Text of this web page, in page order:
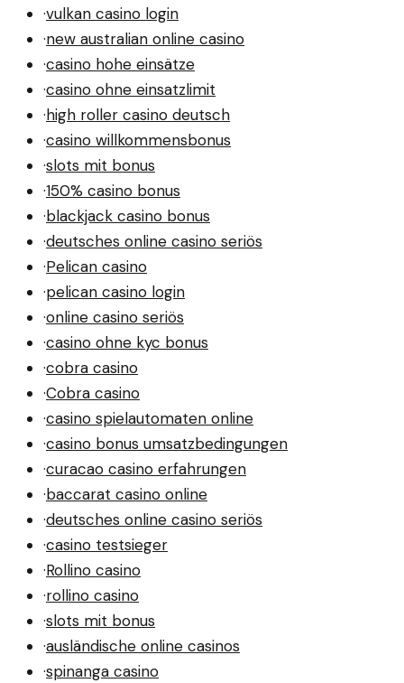
·vulkan casino login
·new australian online casino
·casino hohe einsätze
·casino ohne einsatzlimit
·high roller casino deutsch
·casino willkommensbonus
·slots mit bonus
·150% casino bonus
·blackjack casino bonus
·deutsches online casino seriös
·Pelican casino
·pelican casino login
·online casino seriös
·casino ohne kyc bonus
·cobra casino
·Cobra casino
·casino spielautomaten online
·casino bonus umsatzbedingungen
·curacao casino erfahrungen
·baccarat casino online
·deutsches online casino seriös
·casino testsieger
·Rollino casino
·rollino casino
·slots mit bonus
·ausländische online casinos
·spinanga casino